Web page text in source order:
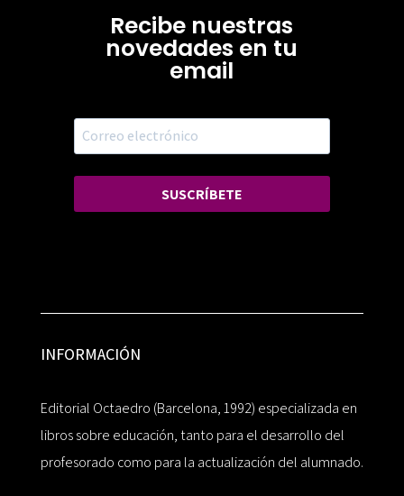
Recibe nuestras
novedades en tu
email
SUSCRÍBETE
INFORMACIÓN
Editorial Octaedro (Barcelona, 1992) especializada en
libros sobre educación, tanto para el desarrollo del
profesorado como para la actualización del alumnado.